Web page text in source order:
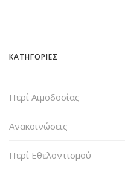
ΚΑΤΗΓΟΡΙΕΣ
Περί Αιμοδοσίας
Ανακοινώσεις
Περί Εθελοντισμού